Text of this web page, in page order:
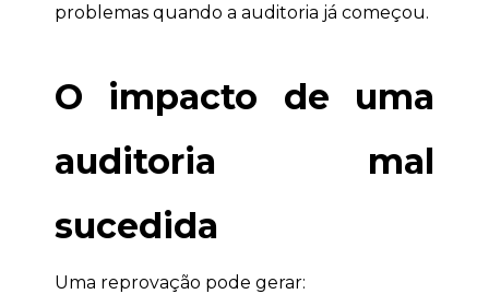
problemas quando a auditoria já começou.
O impacto de uma
auditoria mal
sucedida
Uma reprovação pode gerar: